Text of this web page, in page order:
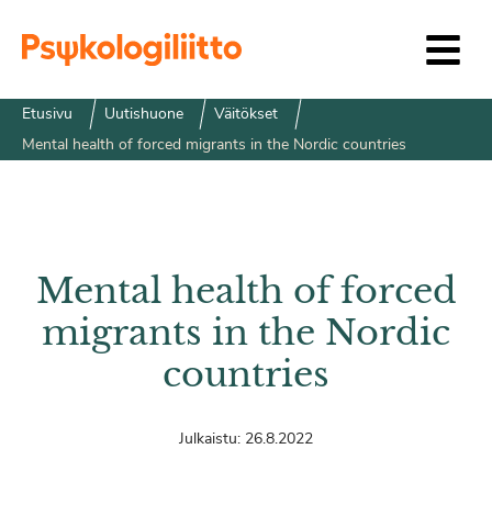
Etusivu Uutishuone
Väitökset
Mental health of forced migrants in the Nordic countries
Mental health of forced
migrants in the Nordic
countries
Julkaistu: 26.8.2022